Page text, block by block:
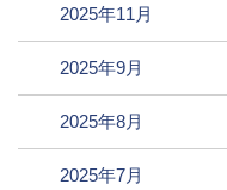
2025年11月
2025年9月
2025年8月
2025年7月